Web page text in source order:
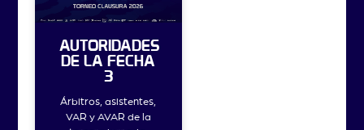
AUTORIDADES
DE LA FECHA
3
Árbitros, asistentes,
VAR y AVAR de la